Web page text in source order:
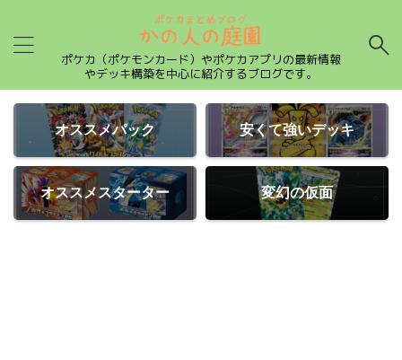
ポケカ（ポケモンカード）やポケカアプリの最新情報
やデッキ構築を中心に紹介するブログです。
オススメパック 安くて強いデッキ
オススメスターター 変幻の仮面